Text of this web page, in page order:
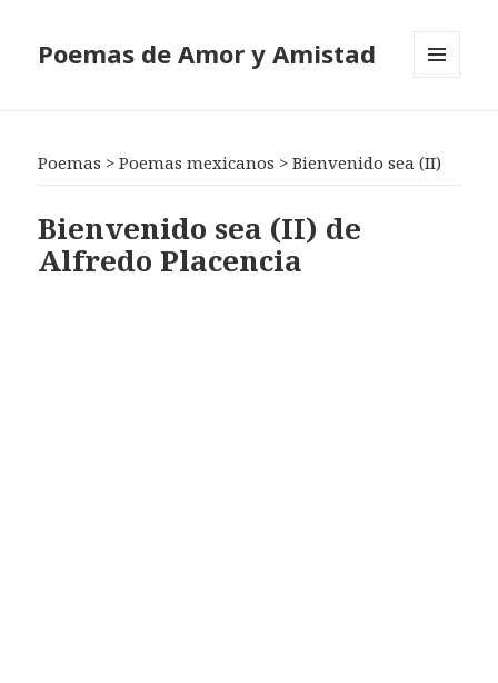
Poemas de Amor y Amistad
Poemas >Poemas mexicanos >Bienvenido sea (II)
Bienvenido sea (II) de
Alfredo Placencia